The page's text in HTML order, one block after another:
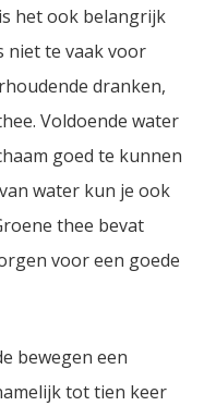
het ook belangrijk
niet te vaak voor
dranken,
Voldoende water
goed te kunnen
water kun je ook
thee bevat
voor een goede
bewegen een
tot tien keer